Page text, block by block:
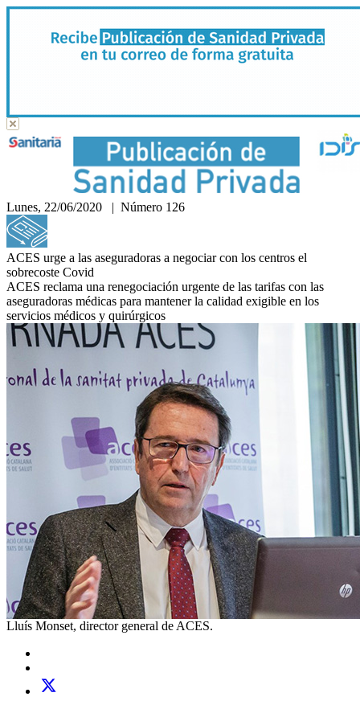
Lunes, 22/06/2020 | Número 126
ACES urge a las aseguradoras a negociar con los centros el
sobrecoste Covid
ACES reclama una renegociación urgente de las tarifas con las
aseguradoras médicas para mantener la calidad exigible en los
servicios médicos y quirúrgicos
Lluís Monset, director general de ACES.